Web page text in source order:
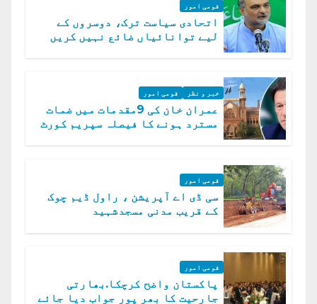
قومی امور
اتحادی سیاست ترک، دوسروں کے
لیے توانائیاں ضائع نہیں کریں
خبر و نظر قومی امور
عمران خان کی 9مقدمات میں ضمات
مسترد ہونے کا فیصلہ سپریم کورٹ
قومی امور
سی ڈی اے آپریشن ، راول ڈیم چوک
کے قریب مدنی مسجدشہید
قومی امور
پاکستان واضح کرچکا.بھارتی
جارحیت کا بھر پور جواب دیا جائے